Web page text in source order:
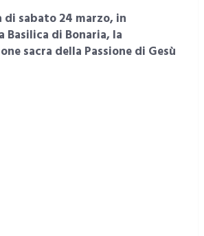
di sabato 24 marzo, in
di Bonaria, la
sacra della Passione di Gesù